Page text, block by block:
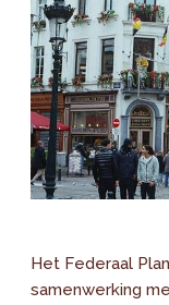
Het Federaal
samenwerking